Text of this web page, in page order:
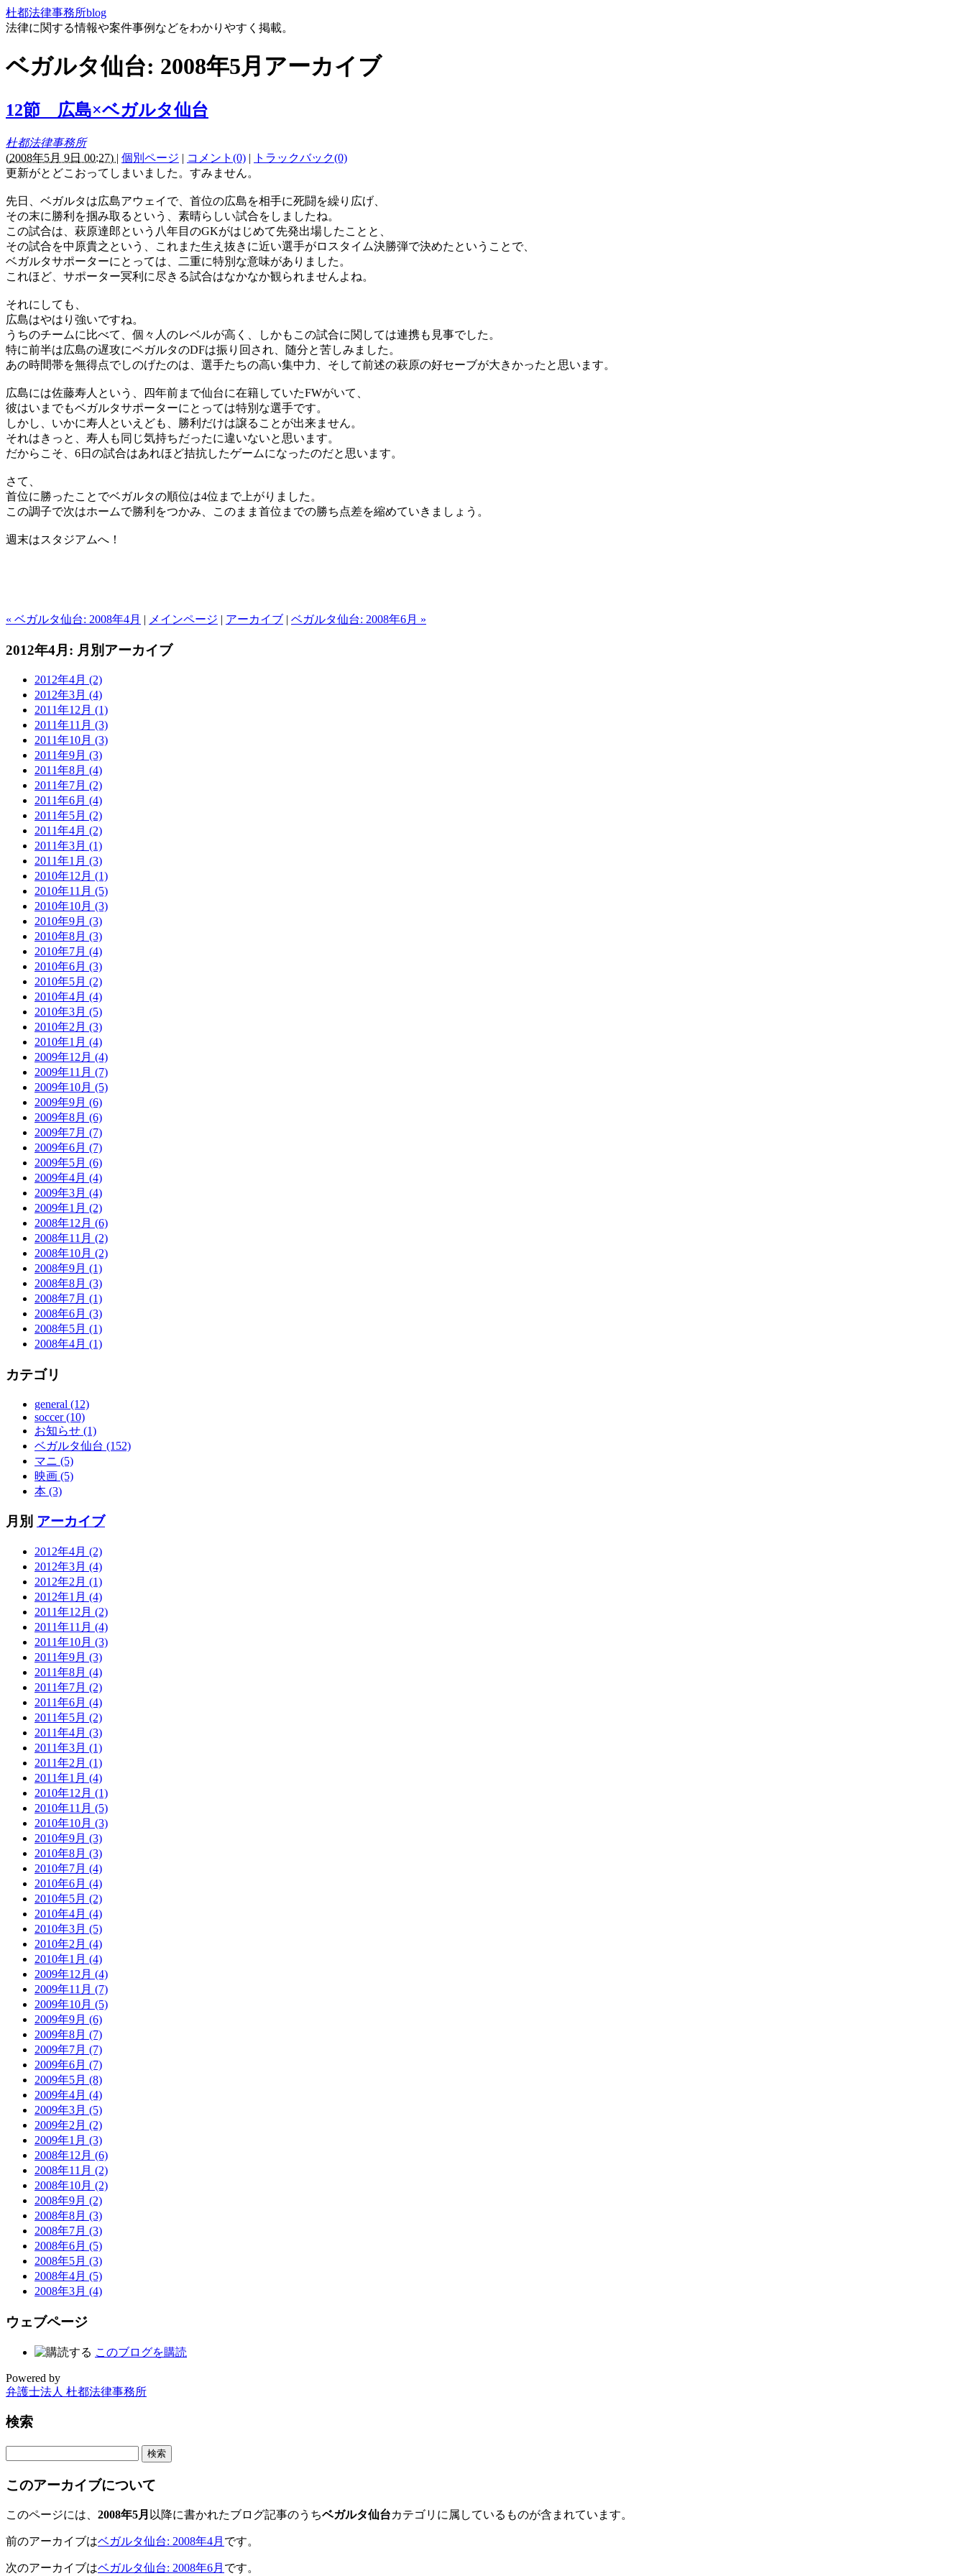
杜都法律事務所blog
法律に関する情報や案件事例などをわかりやすく掲載。
ベガルタ仙台: 2008年5月アーカイブ
12節 広島×ベガルタ仙台
杜都法律事務所
(2008年5月 9日 00:27) | 個別ページ | コメント(0) |
トラックバック(0)
更新がとどこおってしまいました。すみません。
先日、ベガルタは広島アウェイで、首位の広島を相手に死闘を繰り広げ、
その末に勝利を掴み取るという、素晴らしい試合をしましたね。
この試合は、萩原達郎という八年目のGKがはじめて先発出場したことと、
その試合を中原貴之という、これまた生え抜きに近い選手がロスタイム決勝弾で決めたということで、
ベガルタサポーターにとっては、二重に特別な意味がありました。
これほど、サポーター冥利に尽きる試合はなかなか観られませんよね。
それにしても、
広島はやはり強いですね。
うちのチームに比べて、個々人のレベルが高く、しかもこの試合に関しては連携も見事でした。
特に前半は広島の遅攻にベガルタのDFは振り回され、随分と苦しみました。
あの時間帯を無得点でしのげたのは、選手たちの高い集中力、そして前述の萩原の好セーブが大きかったと思います。
広島には佐藤寿人という、四年前まで仙台に在籍していたFWがいて、
彼はいまでもベガルタサポーターにとっては特別な選手です。
しかし、いかに寿人といえども、勝利だけは譲ることが出来ません。
それはきっと、寿人も同じ気持ちだったに違いないと思います。
だからこそ、 6日の試合はあれほど拮抗したゲームになったのだと思います。
さて、
首位に勝ったことでベガルタの順位は4位まで上がりました。
この調子で次はホームで勝利をつかみ、このまま首位までの勝ち点差を縮めていきましょう。
週末はスタジアムへ！
« ベガルタ仙台: 2008年4月 | メインページ | アーカイブ | ベガルタ仙台: 2008年6月 »
2012年4月: 月別アーカイブ
2012年4月 (2)
2012年3月 (4)
2011年12月 (1)
2011年11月 (3)
2011年10月 (3)
2011年9月 (3)
2011年8月 (4)
2011年7月 (2)
2011年6月 (4)
2011年5月 (2)
2011年4月 (2)
2011年3月 (1)
2011年1月 (3)
2010年12月 (1)
2010年11月 (5)
2010年10月 (3)
2010年9月 (3)
2010年8月 (3)
2010年7月 (4)
2010年6月 (3)
2010年5月 (2)
2010年4月 (4)
2010年3月 (5)
2010年2月 (3)
2010年1月 (4)
2009年12月 (4)
2009年11月 (7)
2009年10月 (5)
2009年9月 (6)
2009年8月 (6)
2009年7月 (7)
2009年6月 (7)
2009年5月 (6)
2009年4月 (4)
2009年3月 (4)
2009年1月 (2)
2008年12月 (6)
2008年11月 (2)
2008年10月 (2)
2008年9月 (1)
2008年8月 (3)
2008年7月 (1)
2008年6月 (3)
2008年5月 (1)
2008年4月 (1)
カテゴリ
general (12)
soccer (10)
お知らせ (1)
ベガルタ仙台 (152)
マニ (5)
映画 (5)
本 (3)
月別 アーカイブ
2012年4月 (2)
2012年3月 (4)
2012年2月 (1)
2012年1月 (4)
2011年12月 (2)
2011年11月 (4)
2011年10月 (3)
2011年9月 (3)
2011年8月 (4)
2011年7月 (2)
2011年6月 (4)
2011年5月 (2)
2011年4月 (3)
2011年3月 (1)
2011年2月 (1)
2011年1月 (4)
2010年12月 (1)
2010年11月 (5)
2010年10月 (3)
2010年9月 (3)
2010年8月 (3)
2010年7月 (4)
2010年6月 (4)
2010年5月 (2)
2010年4月 (4)
2010年3月 (5)
2010年2月 (4)
2010年1月 (4)
2009年12月 (4)
2009年11月 (7)
2009年10月 (5)
2009年9月 (6)
2009年8月 (7)
2009年7月 (7)
2009年6月 (7)
2009年5月 (8)
2009年4月 (4)
2009年3月 (5)
2009年2月 (2)
2009年1月 (3)
2008年12月 (6)
2008年11月 (2)
2008年10月 (2)
2008年9月 (2)
2008年8月 (3)
2008年7月 (3)
2008年6月 (5)
2008年5月 (3)
2008年4月 (5)
2008年3月 (4)
ウェブページ
このブログを購読
Powered by
弁護士法人 杜都法律事務所
検索
このアーカイブについて
このページには、 2008年5月 以降に書かれたブログ記事のうちベガルタ仙台カテゴリに属しているものが含まれています。
前のアーカイブはベガルタ仙台: 2008年4月 です。
次のアーカイブはベガルタ仙台: 2008年6月 です。